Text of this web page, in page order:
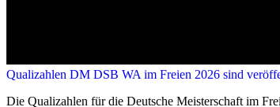
Qualizahlen DM DSB WA im Freien 2026 sind
Die Qualizahlen für die Deutsche Meisterschaft im